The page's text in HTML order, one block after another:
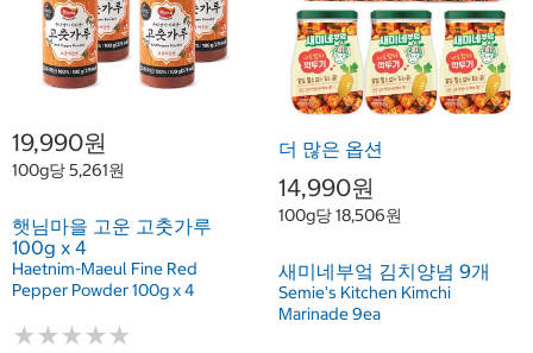
19,990원
100g당 5,261원
햇님마을 고운 고춧가루
100g x 4
Haetnim-Maeul Fine Red
Pepper Powder 100g x 4
★★★★★
★★★★★
더 많은 옵션
14,990원
100g당 18,506원
새미네부엌 김치양념 9개
Semie's Kitchen Kimchi
Marinade 9ea